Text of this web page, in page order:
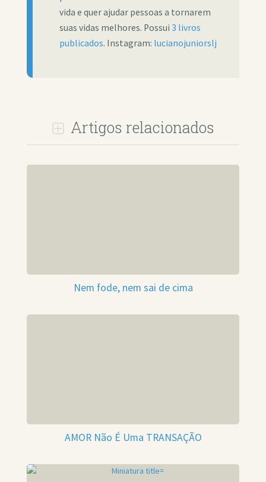
vida e quer ajudar pessoas a tornarem
suas vidas melhores. Possui 3 livros
publicados. Instagram: lucianojuniorslj
Artigos relacionados
Nem fode, nem sai de cima
AMOR Não É Uma TRANSAÇÃO